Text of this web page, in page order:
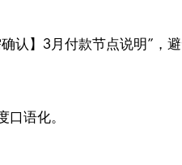
认】3月付款节点说明”，避
语化。